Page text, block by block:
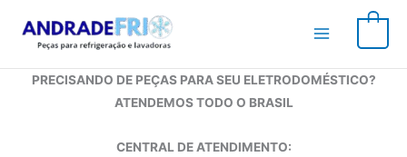
para
conteúdo
PRECISANDO DE PEÇAS PARA SEU ELETRODOMÉSTICO?
ATENDEMOS TODO O BRASIL
CENTRAL DE ATENDIMENTO: